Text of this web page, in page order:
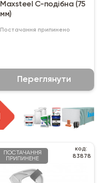
Maxsteel С-подібна (75
мм)
Постачання припинено
Переглянути
ПОСТАЧАННЯ
ПРИПИНЕНЕ
код:
83878